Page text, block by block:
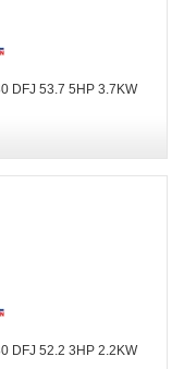
DFJ 53.7 5HP 3.7KW
DFJ 52.2 3HP 2.2KW